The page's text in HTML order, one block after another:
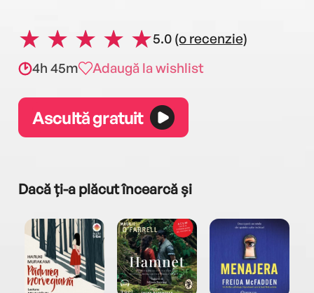
5.0 (o recenzie)
4h 45m
Adaugă la wishlist
Ascultă gratuit
Dacă ți-a plăcut încearcă și